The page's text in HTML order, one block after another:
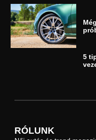
5
RÓLUNK